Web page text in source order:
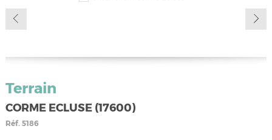
Terrain
CORME ECLUSE (17600)
Réf.5186